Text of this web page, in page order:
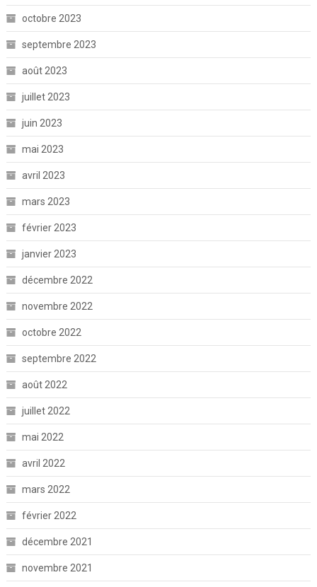
octobre 2023
septembre 2023
août 2023
juillet 2023
juin 2023
mai 2023
avril 2023
mars 2023
février 2023
janvier 2023
décembre 2022
novembre 2022
octobre 2022
septembre 2022
août 2022
juillet 2022
mai 2022
avril 2022
mars 2022
février 2022
décembre 2021
novembre 2021